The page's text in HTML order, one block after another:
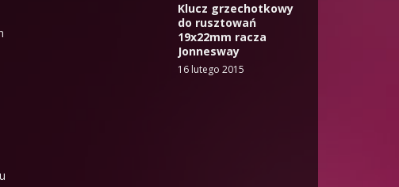
Klucz grzechotkowy
do rusztowań
19x22mm racza
Jonnesway
16 lutego 2015